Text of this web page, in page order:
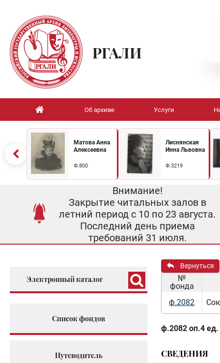
РГАЛИ
Об архиве Услуги
Матова Анна
Алексеевна
Ф.800
Лиснянская
Инна Львовна
Ф.3219
Внимание!
Закрытие читальных залов в
летний период с 10 по 23 августа.
Последний день приема
требований 31 июля.
Электронный каталог
Список фондов
Путеводитель
Вернуться
№
фонда
ф.2082
ф.2082 оп.4 ед.
СВЕДЕНИЯ